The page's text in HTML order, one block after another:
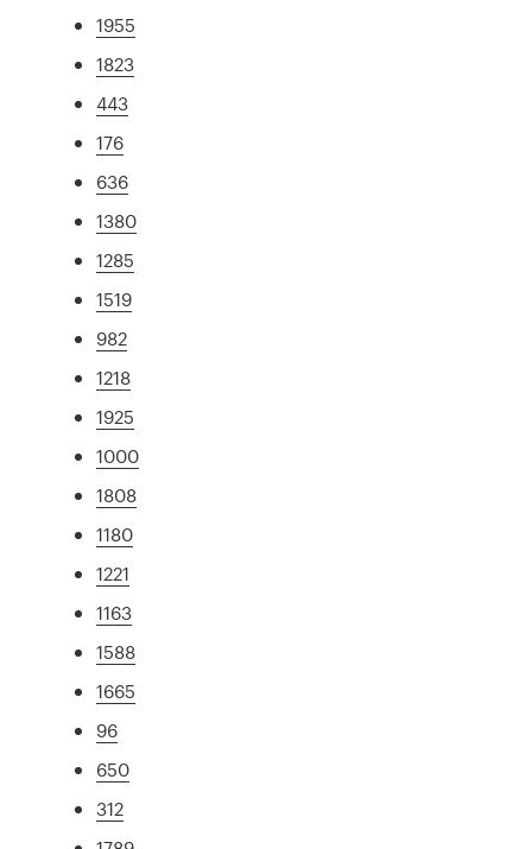
1955
1823
443
176
636
1380
1285
1519
982
1218
1925
1000
1808
1180
1221
1163
1588
1665
96
650
312